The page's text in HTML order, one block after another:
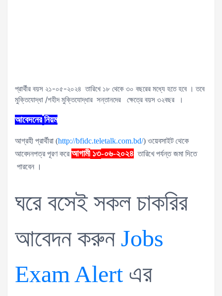
প্রার্থীর বয়স ২১-০৫-২০২৪ তারিখে ১৮ থেকে ৩০ বছরের মধ্যে হতে হবে । তবে
মুক্তিযোদ্ধা /শহীদ মুক্তিযোদ্ধার সন্তানদের ক্ষেত্রে বয়স ৩২বছর ।
আবেদনের নিয়ম
আগ্রহী প্রার্থীরা (http://bfidc.teletalk.com.bd/) ওয়েবসাইট থেকে
আবেদনপত্র পূরণ করেআগামী ১৩-০৬-২০২৪ তারিখে পর্যন্ত জমা দিতে
পারবেন ।
ঘরে বসেই সকল চাকরির
আবেদন করুন Jobs
Exam Alert এর